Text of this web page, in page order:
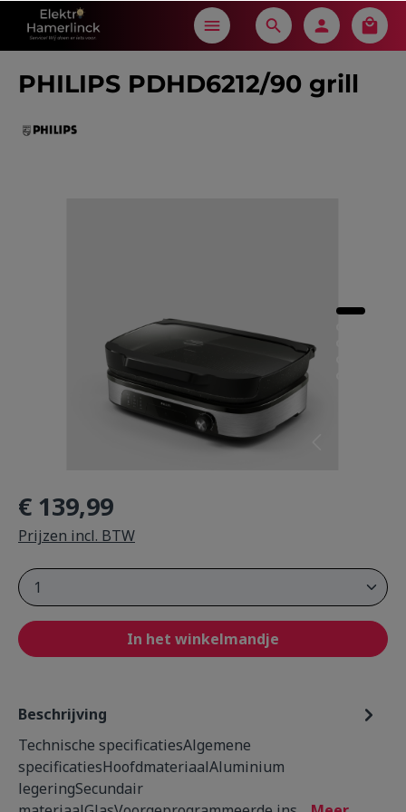
content
PHILIPS PDHD6212/90 grill
€ 139,99
Prijzen incl. BTW
Product Quantity: Enter the desired
In het winkelmandje
Beschrijving
Technische specificatiesAlgemene
specificatiesHoofdmateriaalAluminium
legeringSecundair